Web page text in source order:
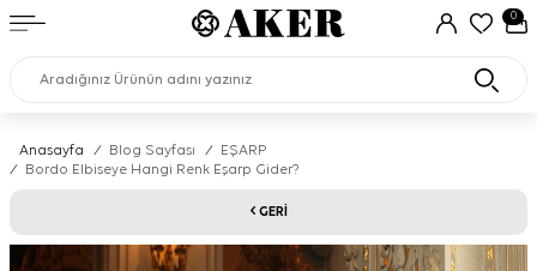
0
Anasayfa / Blog Sayfası /
EŞARP
/
Bordo Elbiseye Hangi Renk Eşarp Gider?
GERI